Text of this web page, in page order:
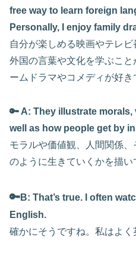
free way to learn foreign
Personally, I enjoy family
自分が楽しめる映画やテレ
外国の言葉や文化を学ぶこ
ームドラマやコメディが好き
🔑 A: They illustrate
well as how people get by
モラルや価値観、人間関係
のように生きていくかを描い
🔑B: That’s true. I often
English.
確かにそうですね。私はよく